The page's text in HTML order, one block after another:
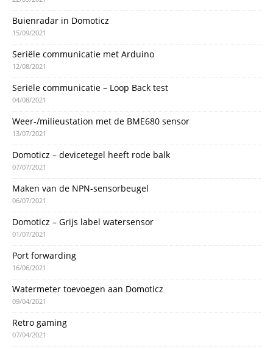
Buienradar in Domoticz
15/09/2021
Seriële communicatie met Arduino
12/08/2021
Seriële communicatie – Loop Back test
04/08/2021
Weer-/milieustation met de BME680 sensor
13/07/2021
Domoticz – devicetegel heeft rode balk
07/07/2021
Maken van de NPN-sensorbeugel
06/07/2021
Domoticz – Grijs label watersensor
01/07/2021
Port forwarding
16/06/2021
Watermeter toevoegen aan Domoticz
09/04/2021
Retro gaming
07/04/2021